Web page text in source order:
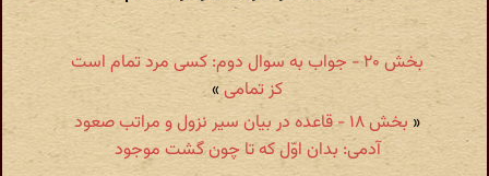
بخش ۲۰ - جواب به سوال دوم: کسی مرد تمام است
کز تمامی»
«
بخش ۱۸ - قاعده در بیان سیر نزول و مراتب صعود
آدمی: بدان اوّل که تا چون گشت موجود